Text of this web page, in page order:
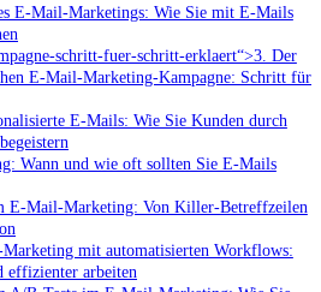
E-Mail-Marketings: Wie Sie mit E-Mails
schritt-fuer-schritt-erklaert“>3. Der
E-Mail-Marketing-Kampagne: Schritt für
E-Mails: Wie Sie Kunden durch
Wann und wie oft sollten Sie E-Mails
E-Mail-Marketing: Von Killer-Betreffzeilen
mit automatisierten Workflows:
effizienter arbeiten